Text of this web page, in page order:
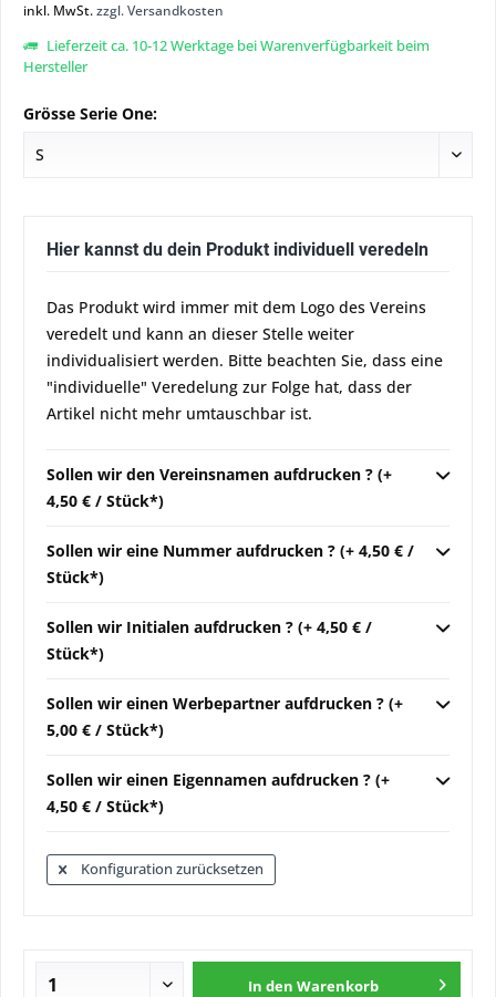
inkl. MwSt.zzgl. Versandkosten
Lieferzeit ca. 10-12 Werktage bei Warenverfügbarkeit beim
Hersteller
Grösse Serie One:
Hier kannst du dein Produkt individuell veredeln
Das Produkt wird immer mit dem Logo des Vereins
veredelt und kann an dieser Stelle weiter
individualisiert werden. Bitte beachten Sie, dass eine
"individuelle" Veredelung zur Folge hat, dass der
Artikel nicht mehr umtauschbar ist.
Sollen wir den Vereinsnamen aufdrucken ? (+
4,50 € / Stück*)
Sollen wir eine Nummer aufdrucken ? (+ 4,50 € /
Stück*)
Sollen wir Initialen aufdrucken ? (+ 4,50 € /
Stück*)
Sollen wir einen Werbepartner aufdrucken ? (+
5,00 € / Stück*)
Sollen wir einen Eigennamen aufdrucken ? (+
4,50 € / Stück*)
Konfiguration zurücksetzen
In den Warenkorb